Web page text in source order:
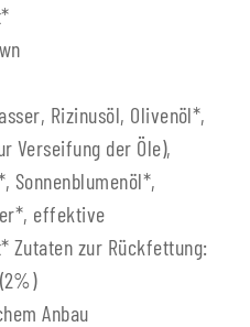
Rizinusöl, Olivenöl*,
Verseifung der Öle),
Sonnenblumenöl*,
effektive
Zutaten zur Rückfettung:
Anbau